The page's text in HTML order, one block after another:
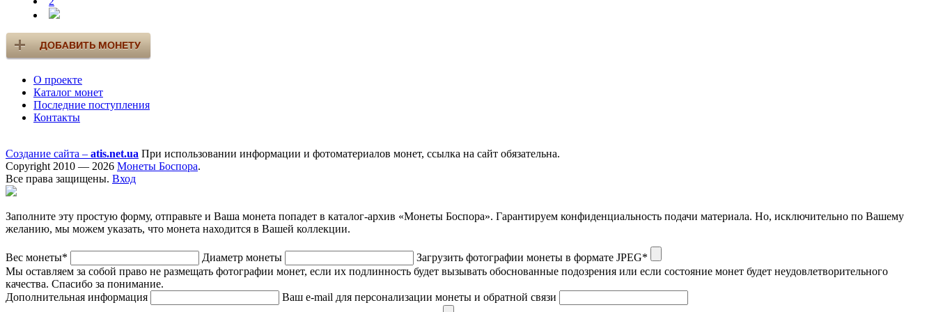
О проекте
Каталог монет
Последние поступления
Контакты
Создание сайта – atis.net.ua При использовании информации и фотоматериалов монет, ссылка на сайт обязательна.
Copyright 2010 — 2026 Монеты Боспора.
Все права защищены. Вход
Заполните эту простую форму, отправьте и Ваша монета попадет в каталог-архив «Монеты Боспора». Гарантируем конфиденциальность подачи материала. Но, исключительно по Вашему
желанию, мы можем указать, что монета находится в Вашей коллекции.
Вес монеты* Диаметр монеты
Загрузить фотографии монеты в формате JPEG*
Мы оставляем за собой право не размещать фотографии монет, если их подлинность будет вызывать обоснованные подозрения или если состояние монет будет неудовлетворительного
качества. Спасибо за понимание.
Дополнительная информация
Ваш e-mail для персонализации монеты и обратной связи